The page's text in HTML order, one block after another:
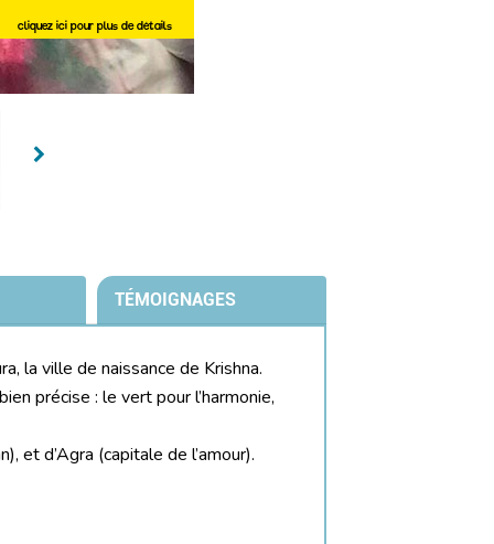
cliquez ici pour plus de détails
TÉMOIGNAGES
la ville de naissance de Krishna.
précise : le vert pour l’harmonie,
et d’Agra (capitale de l’amour).